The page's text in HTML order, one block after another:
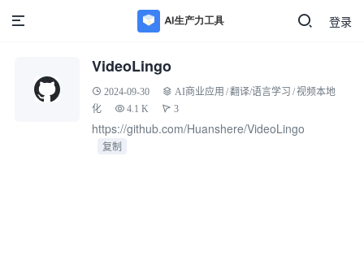
登录
VideoLingo
2024-09-30 AI商业应用 /翻译/语言学习 /视频本地
化
4.1 K 3
https://github.com/Huanshere/VideoLingo
复制